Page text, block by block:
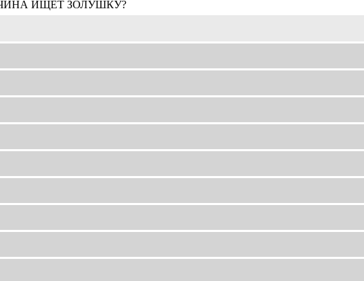
ИЩЕТ ЗОЛУШКУ?